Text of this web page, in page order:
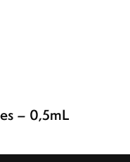
– 0,5mL